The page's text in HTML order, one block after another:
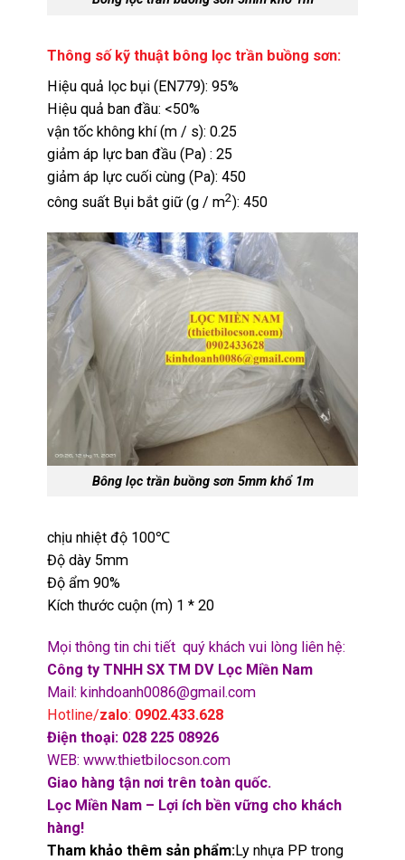
Thông số kỹ thuật bông lọc trần buồng sơn:
Hiệu quả lọc bụi (EN779): 95%
Hiệu quả ban đầu: <50%
vận tốc không khí (m / s): 0.25
giảm áp lực ban đầu (Pa) : 25
giảm áp lực cuối cùng (Pa): 450
công suất Bụi bắt giữ (g / m2): 450
Bông lọc trần buồng sơn 5mm khổ 1m
chịu nhiệt độ 100℃
Độ dày 5mm
Độ ẩm 90%
Kích thước cuộn (m) 1 * 20
Mọi thông tin chi tiết quý khách vui lòng liên hệ:
Công ty TNHH SX TM DV Lọc Miền Nam
Mail:kinhdoanh0086@gmail.com
Hotline/zalo: 0902.433.628
Điện thoại: 028 225 08926
WEB:www.thietbilocson.com
Giao hàng tận nơi trên toàn quốc.
Lọc Miền Nam – Lợi ích bền vững cho khách
hàng!
Tham khảo thêm sản phẩm:Ly nhựa PP trong